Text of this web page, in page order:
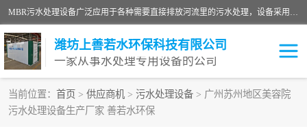
MBR污水处理设备广泛应用于各种需要直接排放河流里的污水处理，设备采用膜生物反应器（Membrane Bioreactor,简称MBR〕技术，取代了传统工艺中的二沉池，它可以*地进行固液分离，得到直接使用的稳定中水，又可在生物池内维持高浓度的微生物量，工艺剩余污泥少，极有效地去除氨氮，出水悬浮物和浊度接近于零，出水中细菌和病毒被大幅度去除，能耗低，占地面积小。
潍坊上善若水环保科技有限公司
一家从事水处理专用设备的公司
当前位置： 首页 > 供应商机 > 污水处理设备 > 广州苏州地区美容院
污水处理设备生产厂家 善若水环保
污水处理设备